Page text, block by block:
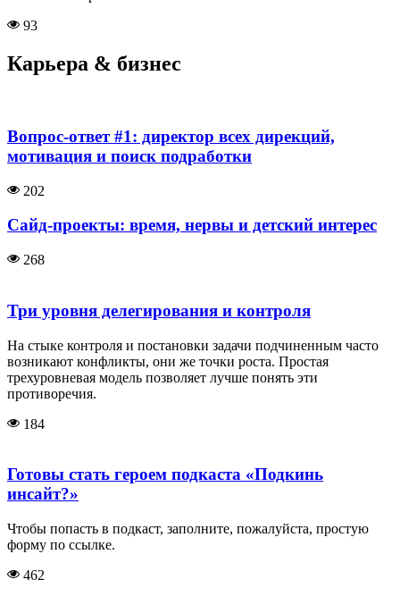
93
Карьера & бизнес
Вопрос-ответ #1: директор всех дирекций,
мотивация и поиск подработки
202
Сайд-проекты: время, нервы и детский интерес
268
Три уровня делегирования и контроля
На стыке контроля и постановки задачи подчиненным часто
возникают конфликты, они же точки роста. Простая
трехуровневая модель позволяет лучше понять эти
противоречия.
184
Готовы стать героем подкаста «Подкинь
инсайт?»
Чтобы попасть в подкаст, заполните, пожалуйста, простую
форму по ссылке.
462